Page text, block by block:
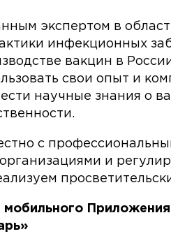
экспертом в
инфекционных
вакцин в
свои опыт и
научные знания о
с
и
мобильного